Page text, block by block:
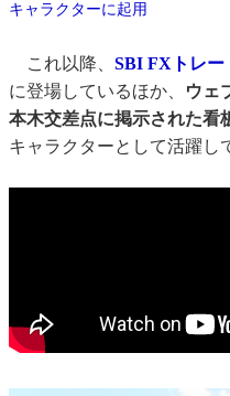
キャラクターに起用
これ以降、 SBI FXトレー
に登場しているほか、
ウェ
本木交差点に掲示された看
キャラクターとして活躍し